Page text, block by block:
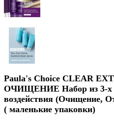
Paula's Choice CLEAR
ОЧИЩЕНИЕ Набор из 3-х
воздействия (Очищение,
( маленькие упаковки)